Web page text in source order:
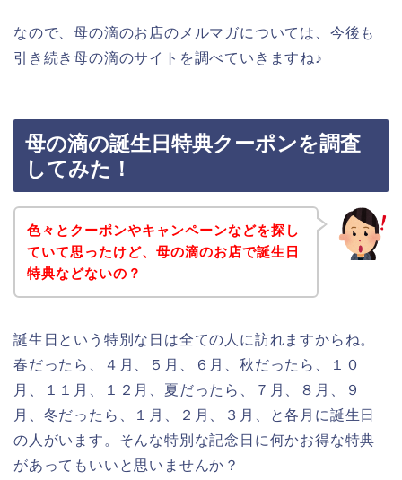
なので、母の滴のお店のメルマガについては、今後も
引き続き母の滴のサイトを調べていきますね♪
母の滴の誕生日特典クーポンを調査
してみた！
色々とクーポンやキャンペーンなどを探し
ていて思ったけど、母の滴のお店で誕生日
特典などないの？
誕生日という特別な日は全ての人に訪れますからね。
春だったら、４月、５月、６月、秋だったら、１０
月、１１月、１２月、夏だったら、７月、８月、９
月、冬だったら、１月、２月、３月、と各月に誕生日
の人がいます。そんな特別な記念日に何かお得な特典
があってもいいと思いませんか？